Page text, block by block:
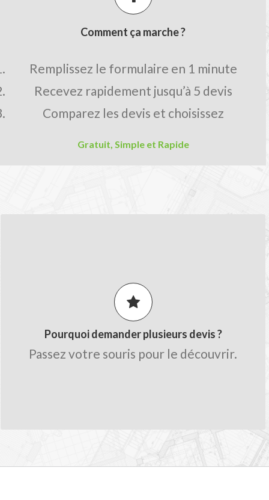
Comment ça marche ?
Remplissez le formulaire en 1 minute
Recevez rapidement jusqu’à 5 devis
Comparez les devis et choisissez
Gratuit, Simple et Rapide
Pourquoi demander plusieurs devis ?
Passez votre souris pour le découvrir.
meilleur tarif.
Obtenez des conseils de la part des
artisans.
Gagnez du temps sur le chiffrage avec
une seule demande.